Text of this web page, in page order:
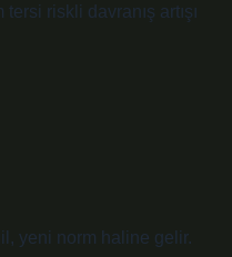
tersi riskli davranış artışı
yeni norm haline gelir.